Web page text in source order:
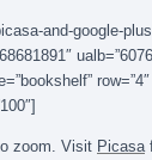
and-google-
zoom. Visit Picasa